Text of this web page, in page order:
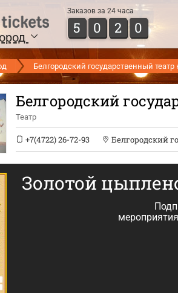
Заказов за 24 часа
5 0 2 0
Белгородский государственный театр
Белгородский
Театр
+7(4722) 26-72-93 Белгородский
Золотой